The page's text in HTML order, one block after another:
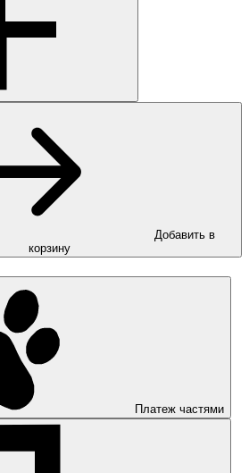
Добавить в
корзину
Платеж частями